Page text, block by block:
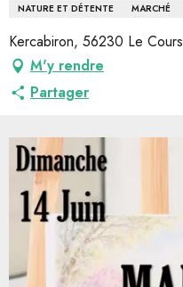
NATURE ET DÉTENTE MARCHÉ
Kercabiron, 56230 Le Cours
M'y rendre
Partager